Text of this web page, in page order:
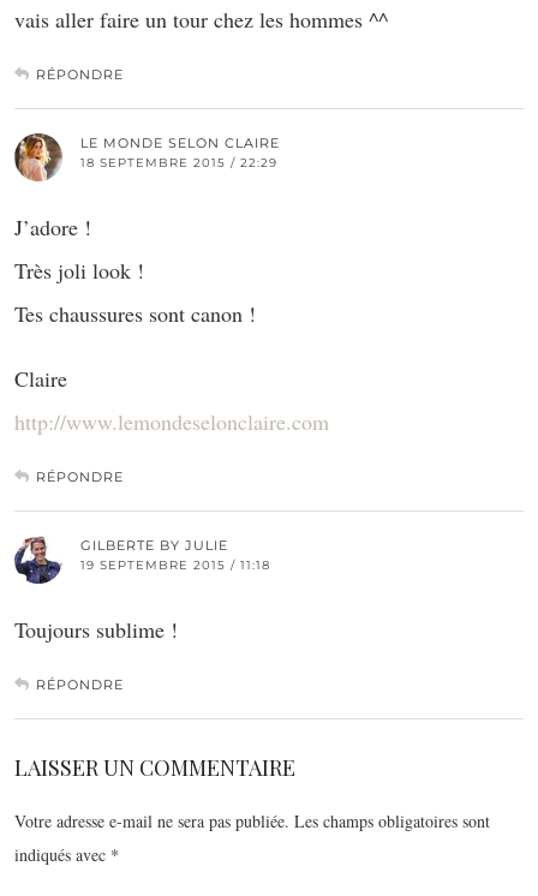
vais aller faire un tour chez les hommes ^^
RÉPONDRE
LE MONDE SELON CLAIRE
18 SEPTEMBRE 2015 / 22:29
J’adore !
Très joli look !
Tes chaussures sont canon !
Claire
http://www.lemondeselonclaire.com
RÉPONDRE
GILBERTE BY JULIE
19 SEPTEMBRE 2015 / 11:18
Toujours sublime !
RÉPONDRE
LAISSER UN COMMENTAIRE
Votre adresse e-mail ne sera pas publiée. Les champs obligatoires sont
indiqués avec *